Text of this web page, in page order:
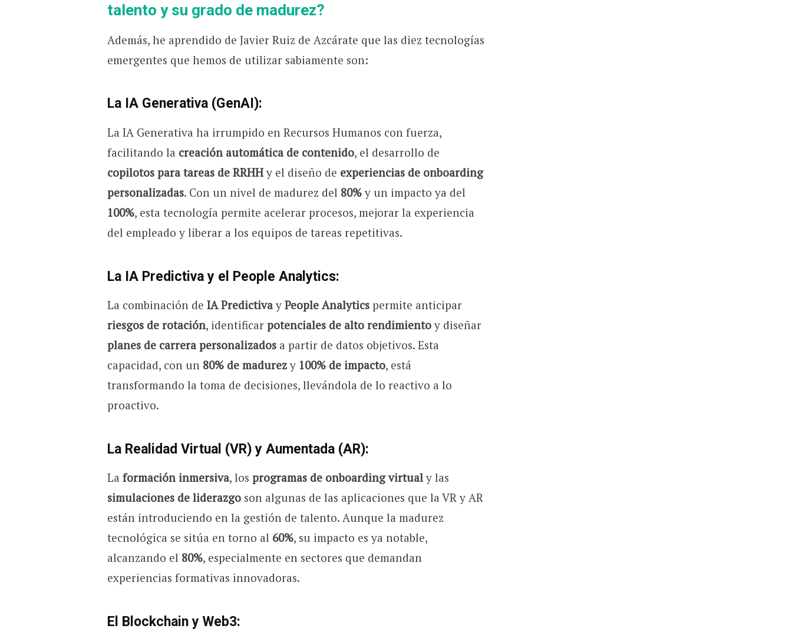
talento y su grado de madurez?
Además, he aprendido de Javier Ruiz de Azcárate que las diez tecnologías
emergentes que hemos de utilizar sabiamente son:
La IA Generativa (GenAI):
La IA Generativa ha irrumpido en Recursos Humanos con fuerza,
facilitando la creación automática de contenido, el desarrollo de
copilotos para tareas de RRHHy el diseño de experiencias de onboarding
personalizadas. Con un nivel de madurez del 80%y un impacto ya del
100%, esta tecnología permite acelerar procesos, mejorar la experiencia
del empleado y liberar a los equipos de tareas repetitivas.
La IA Predictiva y el People Analytics:
La combinación de IA Predictivay People Analyticspermite anticipar
riesgos de rotación, identificar potenciales de alto rendimientoy diseñar
planes de carrera personalizadosa partir de datos objetivos. Esta
capacidad, con un 80% de madurezy 100% de impacto, está
transformando la toma de decisiones, llevándola de lo reactivo a lo
proactivo.
La Realidad Virtual (VR) y Aumentada (AR):
La formación inmersiva, los programas de onboarding virtualy las
simulaciones de liderazgoson algunas de las aplicaciones que la VR y AR
están introduciendo en la gestión de talento. Aunque la madurez
tecnológica se sitúa en torno al 60%, su impacto es ya notable,
alcanzando el 80%, especialmente en sectores que demandan
experiencias formativas innovadoras.
El Blockchain y Web3: